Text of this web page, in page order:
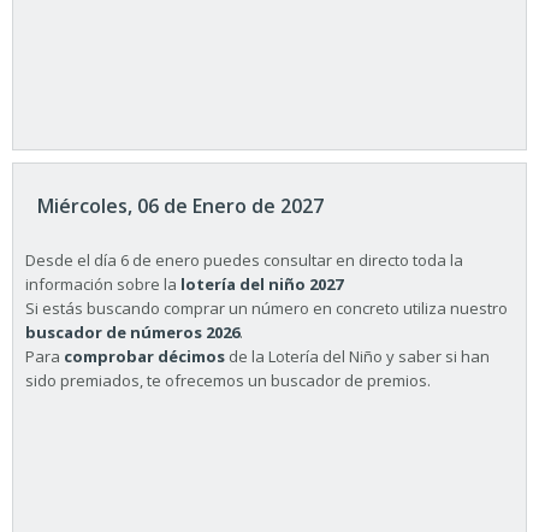
Miércoles, 06 de Enero de 2027
Desde el día 6 de enero puedes consultar en directo toda la
información sobre la lotería del niño 2027
Si estás buscando comprar un número en concreto utiliza nuestro
buscador de números 2026.
Para comprobar décimos de la Lotería del Niño y saber si han
sido premiados, te ofrecemos un buscador de premios.